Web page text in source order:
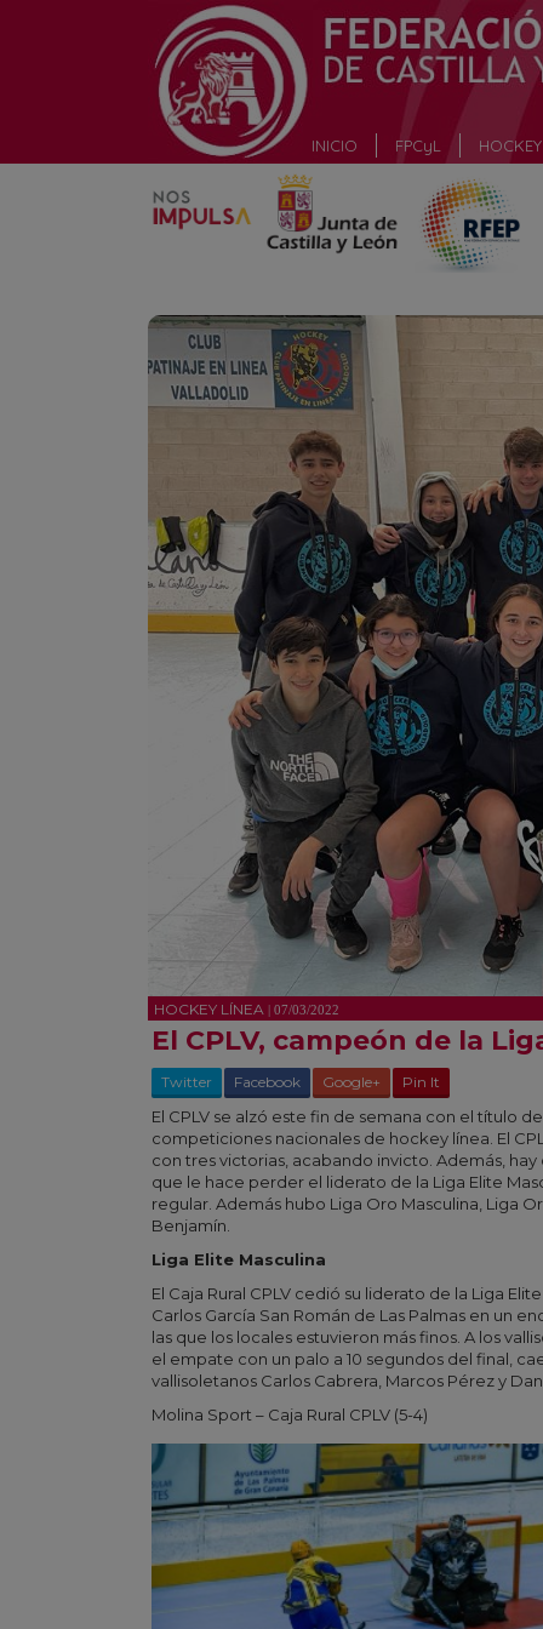
INICIO FPCyL
HOCKEY LÍNEA | 07/03/2022
El CPLV, campeón de la
Twitter Facebook Google+ Pin It
El CPLV se alzó este fin de semana con el título
competiciones nacionales de hockey línea. El
con tres victorias, acabando invicto. Además, hay
que le hace perder el liderato de la Liga Elite
regular. Además hubo Liga Oro Masculina, Liga
Benjamín.
Liga Elite Masculina
El Caja Rural CPLV cedió su liderato de la Liga
Carlos García San Román de Las Palmas en un
las que los locales estuvieron más finos. A los
el empate con un palo a 10 segundos del final,
vallisoletanos Carlos Cabrera, Marcos Pérez y
Molina Sport – Caja Rural CPLV (5-4)